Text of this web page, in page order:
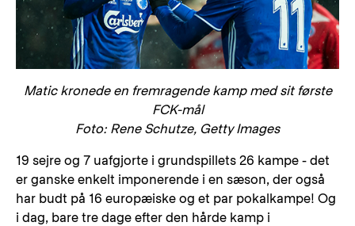
Matic kronede en fremragende kamp med sit første
FCK-mål
Foto: Rene Schutze, Getty Images
19 sejre og 7 uafgjorte i grundspillets 26 kampe - det
er ganske enkelt imponerende i en sæson, der også
har budt på 16 europæiske og et par pokalkampe! Og
i dag, bare tre dage efter den hårde kamp i